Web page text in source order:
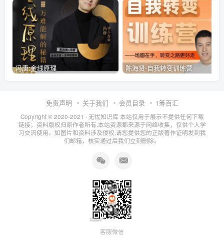
冯唐:金线原理 陈海贤-自我转变训练营
免责声明 关于我们 会员目录 1筹百汇
Copyright © 2020-2021 · 无忧知识库 本站仅用于展示不提供任何下载
链接，资料版权归原作者所有,本站资源都来源于网络收集，仅供个人学
习交流使用。如图片和资料涉及侵权,请您提供您的正版著作证明发到我
们邮箱，核实通过后我们立刻删除。
客服微信